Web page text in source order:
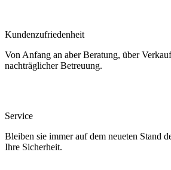
Kundenzufriedenheit
Von Anfang an aber Beratung, über
nachträglicher Betreuung.
Service
Bleiben sie immer auf dem neueten Stand
Ihre Sicherheit.